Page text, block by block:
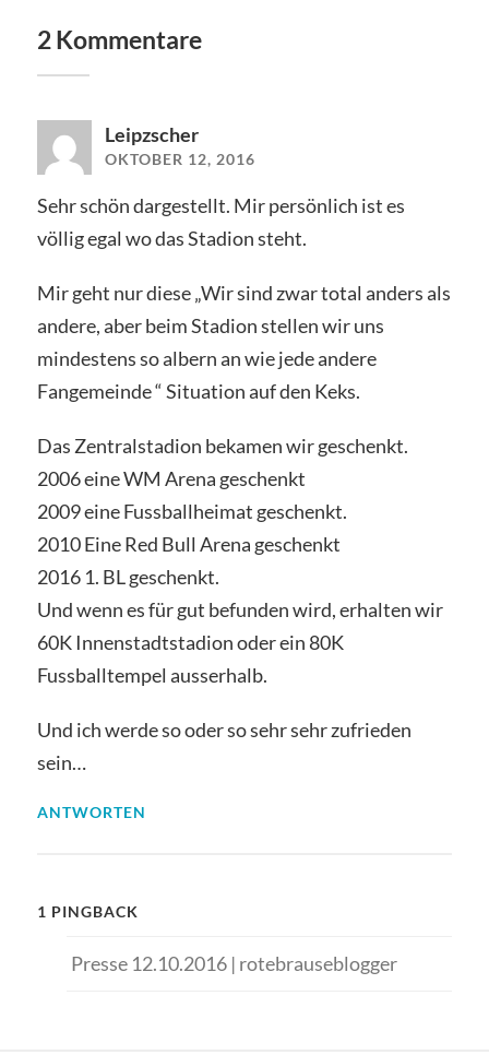
2 Kommentare
Leipzscher
OKTOBER 12, 2016
Sehr schön dargestellt. Mir persönlich ist es
völlig egal wo das Stadion steht.
Mir geht nur diese „Wir sind zwar total anders als
andere, aber beim Stadion stellen wir uns
mindestens so albern an wie jede andere
Fangemeinde “ Situation auf den Keks.
Das Zentralstadion bekamen wir geschenkt.
2006 eine WM Arena geschenkt
2009 eine Fussballheimat geschenkt.
2010 Eine Red Bull Arena geschenkt
2016 1. BL geschenkt.
Und wenn es für gut befunden wird, erhalten wir
60K Innenstadtstadion oder ein 80K
Fussballtempel ausserhalb.
Und ich werde so oder so sehr sehr zufrieden
sein…
ANTWORTEN
1 PINGBACK
Presse 12.10.2016 | rotebrauseblogger